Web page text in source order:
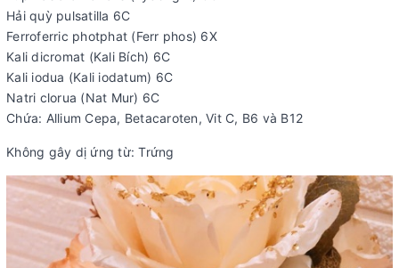
Hải quỳ pulsatilla 6C
Ferroferric photphat (Ferr phos) 6X
Kali dicromat (Kali Bích) 6C
Kali iodua (Kali iodatum) 6C
Natri clorua (Nat Mur) 6C
Chứa: Allium Cepa, Betacaroten, Vit C, B6 và B12
Không gây dị ứng từ: Trứng